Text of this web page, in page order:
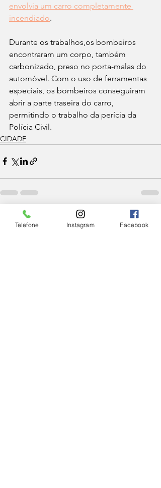
envolvia um carro completamente
incendiado.
Durante os trabalhos,os bombeiros
encontraram um corpo, também
carbonizado, preso no porta-malas do
automóvel. Com o uso de ferramentas
especiais, os bombeiros conseguiram
abrir a parte traseira do carro,
permitindo o trabalho da perícia da
Polícia Civil.
CIDADE
Posts Relacionados Ver tudo
Telefone Instagram Facebook